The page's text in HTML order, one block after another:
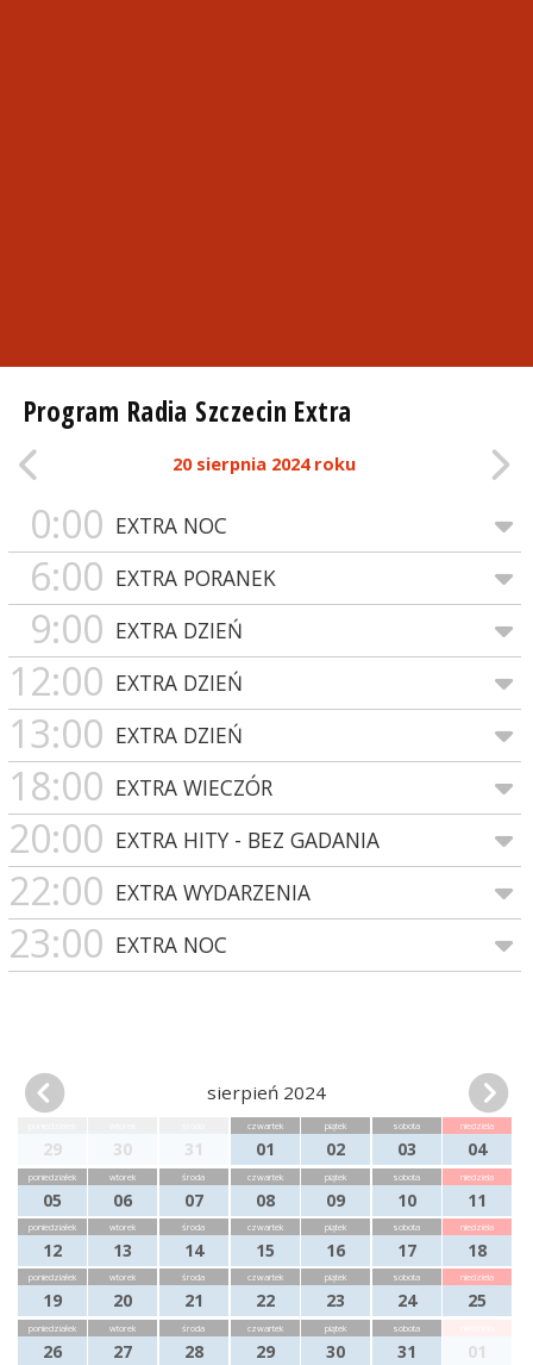
Program Radia Szczecin Extra
20 sierpnia 2024 roku
0:00 EXTRA NOC
6:00 EXTRA PORANEK
9:00 EXTRA DZIEŃ
12:00 EXTRA DZIEŃ
13:00 EXTRA DZIEŃ
18:00 EXTRA WIECZÓR
20:00 EXTRA HITY - BEZ GADANIA
22:00 EXTRA WYDARZENIA
23:00 EXTRA NOC
sierpień 2024
29 30 31
czwartek
01
piątek
02
sobota
03
niedziela
04
poniedziałek
05
wtorek
06
środa
07
czwartek
08
piątek
09
sobota
10
niedziela
11
poniedziałek
12
wtorek
13
środa
14
czwartek
15
piątek
16
sobota
17
niedziela
18
poniedziałek
19
wtorek
20
środa
21
czwartek
22
piątek
23
sobota
24
niedziela
25
poniedziałek
26
wtorek
27
środa
28
czwartek
29
piątek
30
sobota
31 01